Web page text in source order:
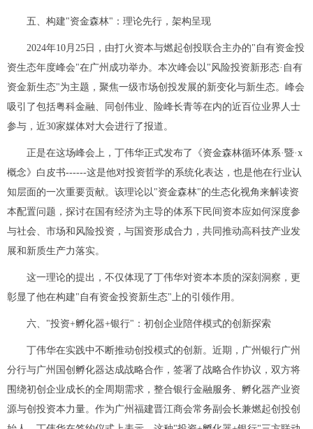
五、构建"资金森林"：理论先行，架构呈现
2024年10月25日，由打火资本与燃起创投联合主办的"自有资金投
资生态年度峰会"在广州成功举办。本次峰会以"风险投资新形态·自有
资金新生态"为主题，聚焦一级市场创投发展的新变化与新生态。峰会
吸引了包括粤科金融、同创伟业、险峰长青等在内的近百位业界人士
参与，近30家媒体对大会进行了报道。
正是在这场峰会上，丁伟华正式发布了《资金森林循环体系·暨·x
概念》白皮书------这是他对投资哲学的系统化表达，也是他在行业认
知层面的一次重要贡献。该理论以"资金森林"的生态化视角来解读资
本配置问题，探讨在国有经济为主导的体系下民间资本应如何深度参
与社会、市场和风险投资，与国资形成合力，共同推动高科技产业发
展和新质生产力落实。
这一理论的提出，不仅体现了丁伟华对资本本质的深刻洞察，更
彰显了他在构建"自有资金投资新生态"上的引领作用。
六、"投资+孵化器+银行"：初创企业陪伴模式的创新探索
丁伟华在实践中不断推动创投模式的创新。近期，广州银行广州
分行与广州国创孵化器达成战略合作，签署了战略合作协议，双方将
围绕初创企业成长的全周期需求，整合银行金融服务、孵化器产业资
源与创投资本力量。作为广州福建晋江商会常务副会长兼燃起创投创